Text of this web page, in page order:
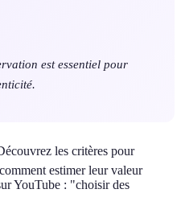
est essentiel pour
les critères pour
estimer leur valeur
YouTube : "choisir des